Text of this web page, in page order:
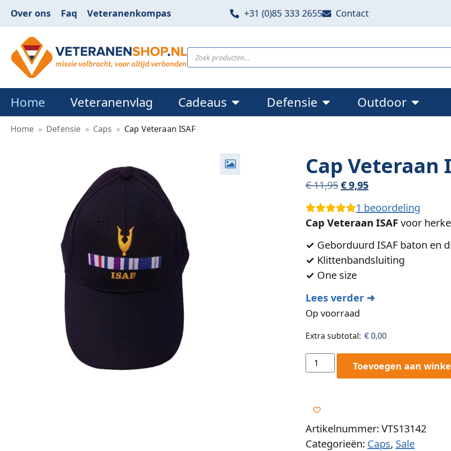
Over ons Faq Veteranenkompas +31 (0)85 333 2655 Contact
Home Veteranenvlag Cadeaus Defensie Outdoor
Home » Defensie » Caps » Cap Veteraan ISAF
Cap Veteraan
€11,95€9,95
1 beoordeling
Cap Veteraan ISAF voor
✓ Geborduurd ISAF baton en
✓ Klittenbandsluiting
✓ One size
Lees verder ➜
Op voorraad
Extra subtotal: €0,00
Toevoegen aan
Artikelnummer: VTS13142
Categorieën: Caps, Sale